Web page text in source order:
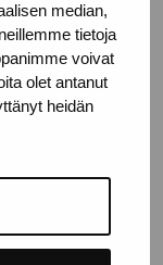
median,
tietoja
voivat
olet antanut
heidän